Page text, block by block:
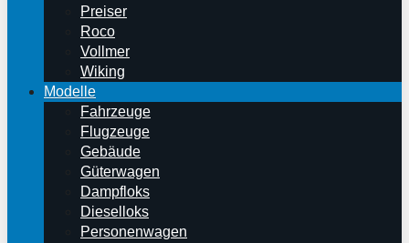
Preiser
Roco
Vollmer
Wiking
Modelle
Fahrzeuge
Flugzeuge
Gebäude
Güterwagen
Dampfloks
Dieselloks
Personenwagen